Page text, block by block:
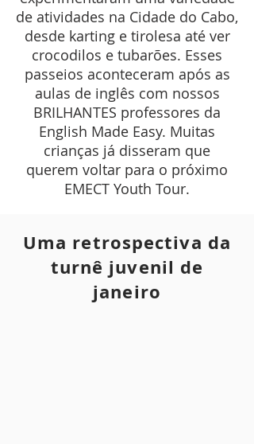
de atividades na Cidade do Cabo,
desde karting e tirolesa até ver
crocodilos e tubarões. Esses
passeios aconteceram após as
aulas de inglês com nossos
BRILHANTES professores da
English Made Easy. Muitas
crianças já disseram que
querem voltar para o próximo
EMECT Youth Tour.
Uma retrospectiva da
turnê juvenil de
janeiro